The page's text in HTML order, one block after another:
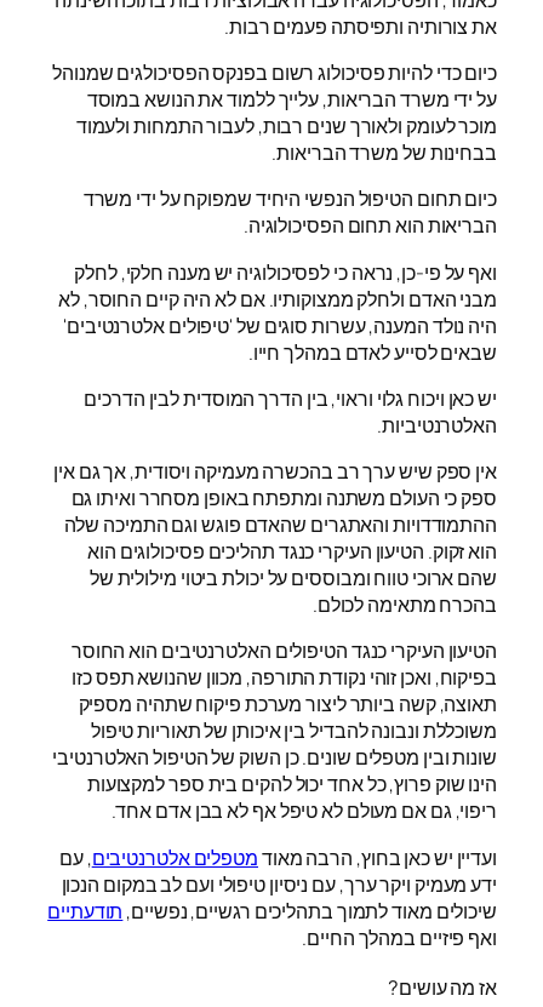
את צורותיה ותפיסתה פעמים רבות.
כיום כדי להיות פסיכולוג רשום בפנקס הפסיכולגים שמנוהל
על ידי משרד הבריאות, עלייך ללמוד את הנושא במוסד
מוכר לעומק ולאורך שנים רבות, לעבור התמחות ולעמוד
בבחינות של משרד הבריאות.
כיום תחום הטיפול הנפשי היחיד שמפוקח על ידי משרד
הבריאות הוא תחום הפסיכולוגיה.
ואף על פי-כן, נראה כי לפסיכולוגיה יש מענה חלקי, לחלק
מבני האדם ולחלק ממצוקותיו. אם לא היה קיים החוסר, לא
היה נולד המענה, עשרות סוגים של 'טיפולים אלטרנטיבים'
שבאים לסייע לאדם במהלך חייו.
יש כאן ויכוח גלוי וראוי, בין הדרך המוסדית לבין הדרכים
האלטרנטיביות.
אין ספק שיש ערך רב בהכשרה מעמיקה ויסודית, אך גם אין
ספק כי העולם משתנה ומתפתח באופן מסחרר ואיתו גם
ההתמודדויות והאתגרים שהאדם פוגש וגם התמיכה שלה
הוא זקוק. הטיעון העיקרי כנגד תהליכים פסיכולוגים הוא
שהם ארוכי טווח ומבוססים על יכולת ביטוי מילולית של
בהכרח מתאימה לכולם.
הטיעון העיקרי כנגד הטיפולים האלטרנטיבים הוא החוסר
בפיקוח, ואכן זוהי נקודת התורפה, מכוון שהנושא תפס כזו
תאוצה, קשה ביותר ליצור מערכת פיקוח שתהיה מספיק
משוכללת ונבונה להבדיל בין איכותן של תאוריות טיפול
שונות ובין מטפלים שונים. כן השוק של הטיפול האלטרנטיבי
הינו שוק פרוץ, כל אחד יכול להקים בית ספר למקצועות
ריפוי, גם אם מעולם לא טיפל אף לא בבן אדם אחד.
ועדיין יש כאן בחוץ, הרבה מאודמטפלים אלטרנטיבים, עם
ידע מעמיק ויקר ערך, עם ניסיון טיפולי ועם לב במקום הנכון
שיכולים מאוד לתמוך בתהליכים רגשיים, נפשיים, תודעתיים
ואף פיזיים במהלך החיים.
אז מה עושים?